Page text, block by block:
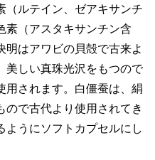
（ルテイン、ゼアキサンチ
素（アスタキサンチン含
明はアワビの貝殻で古来よ
美しい真珠光沢をもつので
用されます。白僵蚕は、絹
ので古代より使用されてき
ようにソフトカプセルにし